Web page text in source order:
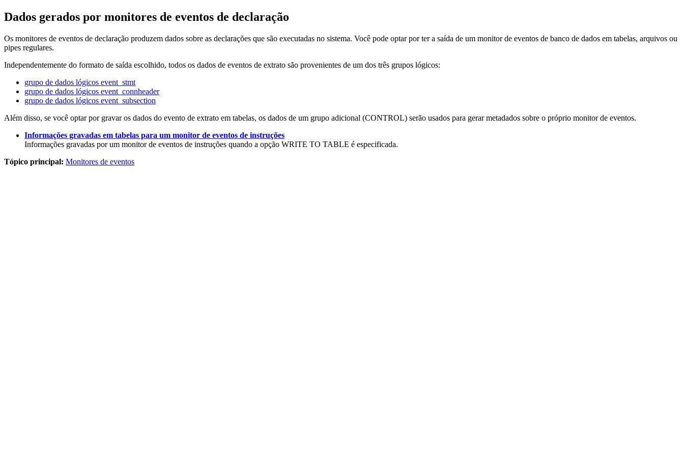
Dados gerados por monitores de eventos de declaração
Os monitores de eventos de declaração produzem dados sobre as declarações que são executadas no sistema. Você pode optar por ter a saída de um monitor de eventos de banco de dados em tabelas, arquivos ou
pipes regulares.
Independentemente do formato de saída escolhido, todos os dados de eventos de extrato são provenientes de um dos três grupos lógicos:
grupo de dados lógicos event_stmt
grupo de dados lógicos event_connheader
grupo de dados lógicos event_subsection
Além disso, se você optar por gravar os dados do evento de extrato em tabelas, os dados de um grupo adicional (CONTROL) serão usados para gerar metadados sobre o próprio monitor de eventos.
Informações gravadas em tabelas para um monitor de eventos de instruções
Informações gravadas por um monitor de eventos de instruções quando a opção WRITE TO TABLE é especificada.
Tópico principal: Monitores de eventos